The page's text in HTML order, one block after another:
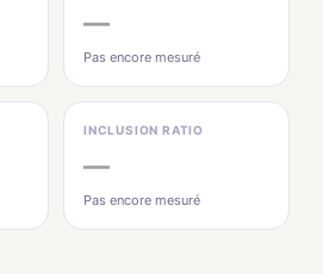
—
Pas encore mesuré
INCLUSION RATIO
—
Pas encore mesuré